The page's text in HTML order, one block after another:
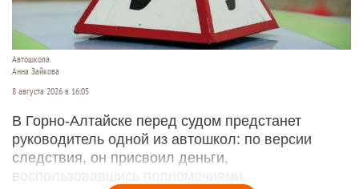
Автошкола.
Анна Зайкова
8 августа 2026 в 16:05
В Горно-Алтайске перед судом предстанет
руководитель одной из автошкол: по версии
следствия, он присвоил деньги,
воспользовавшись полномочиями.